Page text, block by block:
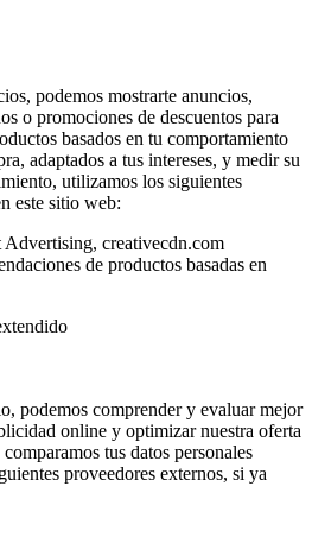
podemos mostrarte anuncios,
o promociones de descuentos para
basados en tu comportamiento
adaptados a tus intereses, y medir su
utilizamos los siguientes
este sitio web:
creativecdn.com
de productos basadas en
podemos comprender y evaluar mejor
online y optimizar nuestra oferta
tus datos personales
proveedores externos, si ya